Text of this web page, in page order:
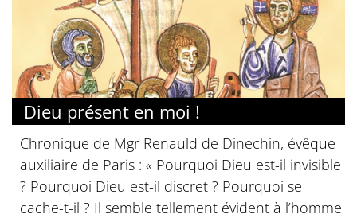
Dieu présent en moi !
Chronique de Mgr Renauld de Dinechin, évêque
auxiliaire de Paris : « Pourquoi Dieu est-il invisible
? Pourquoi Dieu est-il discret ? Pourquoi se
cache-t-il ? Il semble tellement évident à l’homme